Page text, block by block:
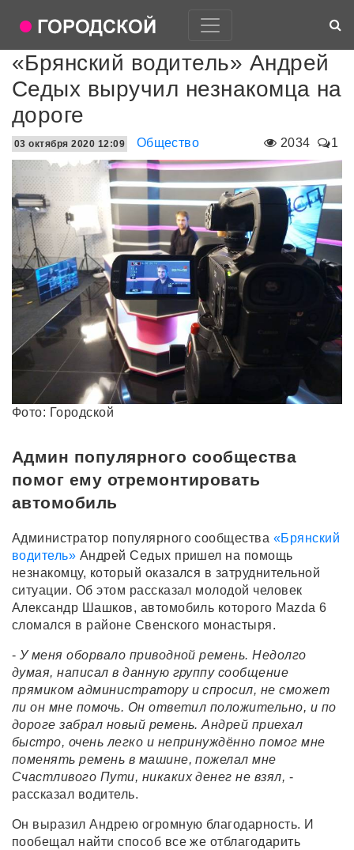
«Брянский водитель» Андрей
Седых выручил незнакомца на
дороге
2034 1
03 октября 2020 12:09 Общество
Фото: Городской
Админ популярного сообщества
помог ему отремонтировать
автомобиль
Администратор популярного сообщества «Брянский
водитель» Андрей Седых пришел на помощь
незнакомцу, который оказался в затруднительной
ситуации. Об этом рассказал молодой человек
Александр Шашков, автомобиль которого Mazda 6
сломался в районе Свенского монастыря.
- У меня оборвало приводной ремень. Недолго
думая, написал в данную группу сообщение
прямиком администратору и спросил, не сможет
ли он мне помочь. Он ответил положительно, и по
дороге забрал новый ремень. Андрей приехал
быстро, очень легко и непринуждённо помог мне
поменять ремень в машине, пожелал мне
Счастливого Пути, никаких денег не взял, -
рассказал водитель.
Он выразил Андрею огромную благодарность. И
пообещал найти способ все же отблагодарить